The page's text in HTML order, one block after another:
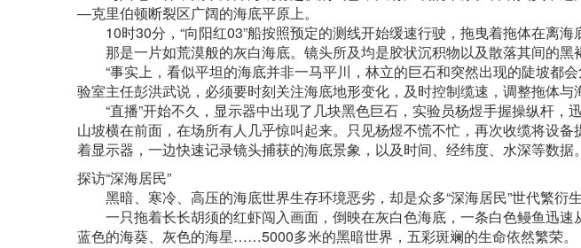
—克里伯顿断裂区广阔的海底平原上。
10时30分，“向阳红03”船按照预定的测线开始缓速行驶，拖曳着拖体在离海
那是一片如荒漠般的灰白海底。镜头所及均是胶状沉积物以及散落其间的黑
“事实上，看似平坦的海底并非一马平川，林立的巨石和突然出现的陡坡都会
验室主任彭洪武说，必须要时刻关注海底地形变化，及时控制缆速，调整拖体与
“直播”开始不久，显示器中出现了几块黑色巨石，实验员杨煜手握操纵杆，
山坡横在前面，在场所有人几乎惊叫起来。只见杨煜不慌不忙，再次收缆将设
着显示器，一边快速记录镜头捕获的海底景象，以及时间、经纬度、水深等数据。
探访“深海居民”
黑暗、寒冷、高压的海底世界生存环境恶劣，却是众多“深海居民”世代繁衍生
一只拖着长长胡须的红虾闯入画面，倒映在灰白色海底，一条白色鳗鱼迅速
蓝色的海葵、灰色的海星……5000多米的黑暗世界，五彩斑斓的生命依然繁荣。